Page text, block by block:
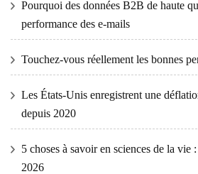
Pourquoi des données B2B de haute
performance des e-mails
Touchez-vous réellement les bonnes
Les États-Unis enregistrent une
depuis 2020
5 choses à savoir en sciences de la vie
2026